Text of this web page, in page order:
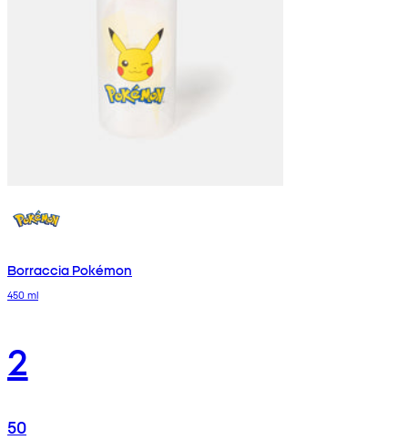
Borraccia Pokémon
450 ml
2
50